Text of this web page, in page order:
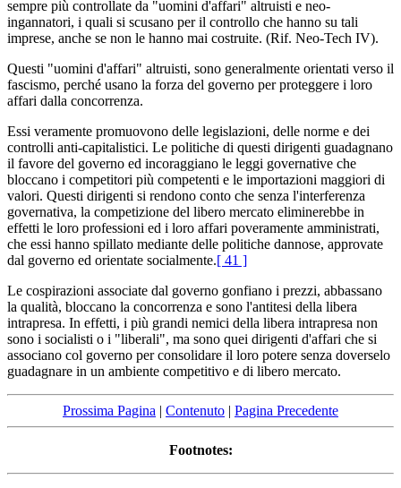
sempre più controllate da "uomini d'affari" altruisti e neo-
ingannatori, i quali si scusano per il controllo che hanno su tali
imprese, anche se non le hanno mai costruite. (Rif. Neo-Tech IV).
Questi "uomini d'affari" altruisti, sono generalmente orientati verso il
fascismo, perché usano la forza del governo per proteggere i loro
affari dalla concorrenza.
Essi veramente promuovono delle legislazioni, delle norme e dei
controlli anti-capitalistici. Le politiche di questi dirigenti guadagnano
il favore del governo ed incoraggiano le leggi governative che
bloccano i competitori più competenti e le importazioni maggiori di
valori. Questi dirigenti si rendono conto che senza l'interferenza
governativa, la competizione del libero mercato eliminerebbe in
effetti le loro professioni ed i loro affari poveramente amministrati,
che essi hanno spillato mediante delle politiche dannose, approvate
dal governo ed orientate socialmente.[ 41 ]
Le cospirazioni associate dal governo gonfiano i prezzi, abbassano
la qualità, bloccano la concorrenza e sono l'antitesi della libera
intrapresa. In effetti, i più grandi nemici della libera intrapresa non
sono i socialisti o i "liberali", ma sono quei dirigenti d'affari che si
associano col governo per consolidare il loro potere senza doverselo
guadagnare in un ambiente competitivo e di libero mercato.
Prossima Pagina | Contenuto | Pagina Precedente
Footnotes: